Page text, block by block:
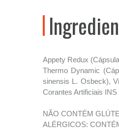
Appety Redux
Thermo Dynamic
sinensis L. Osbeck),
Corantes Artificiais
NÃO CONTÉM
ALÉRGICOS: